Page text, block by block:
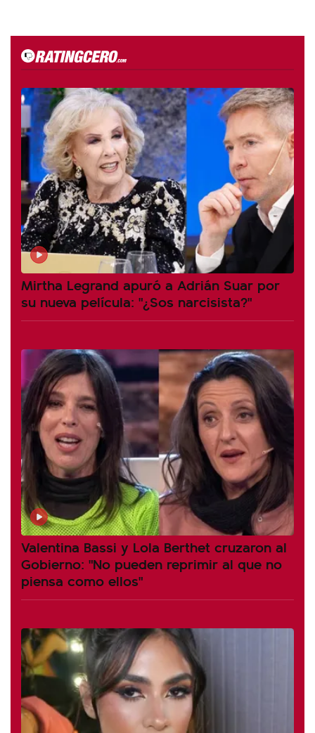
Mirtha Legrand apuró a Adrián Suar por
su nueva película: "¿Sos narcisista?"
Valentina Bassi y Lola Berthet cruzaron al
Gobierno: "No pueden reprimir al que no
piensa como ellos"